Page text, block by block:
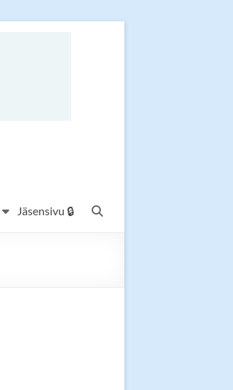
Jäsensivu 🔒